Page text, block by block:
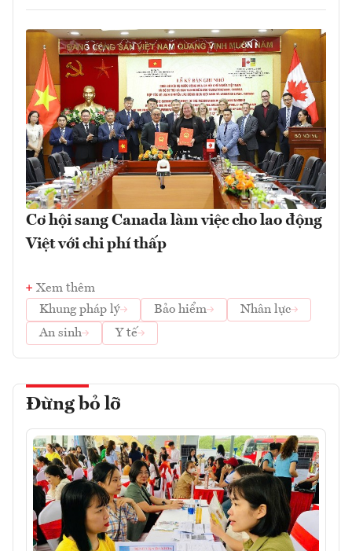
Cơ hội sang Canada làm việc cho lao động
Việt với chi phí thấp
Xem thêm
Khung pháp lý
Bảo hiểm
Nhân lực
An sinh
Y tế
Đừng bỏ lỡ